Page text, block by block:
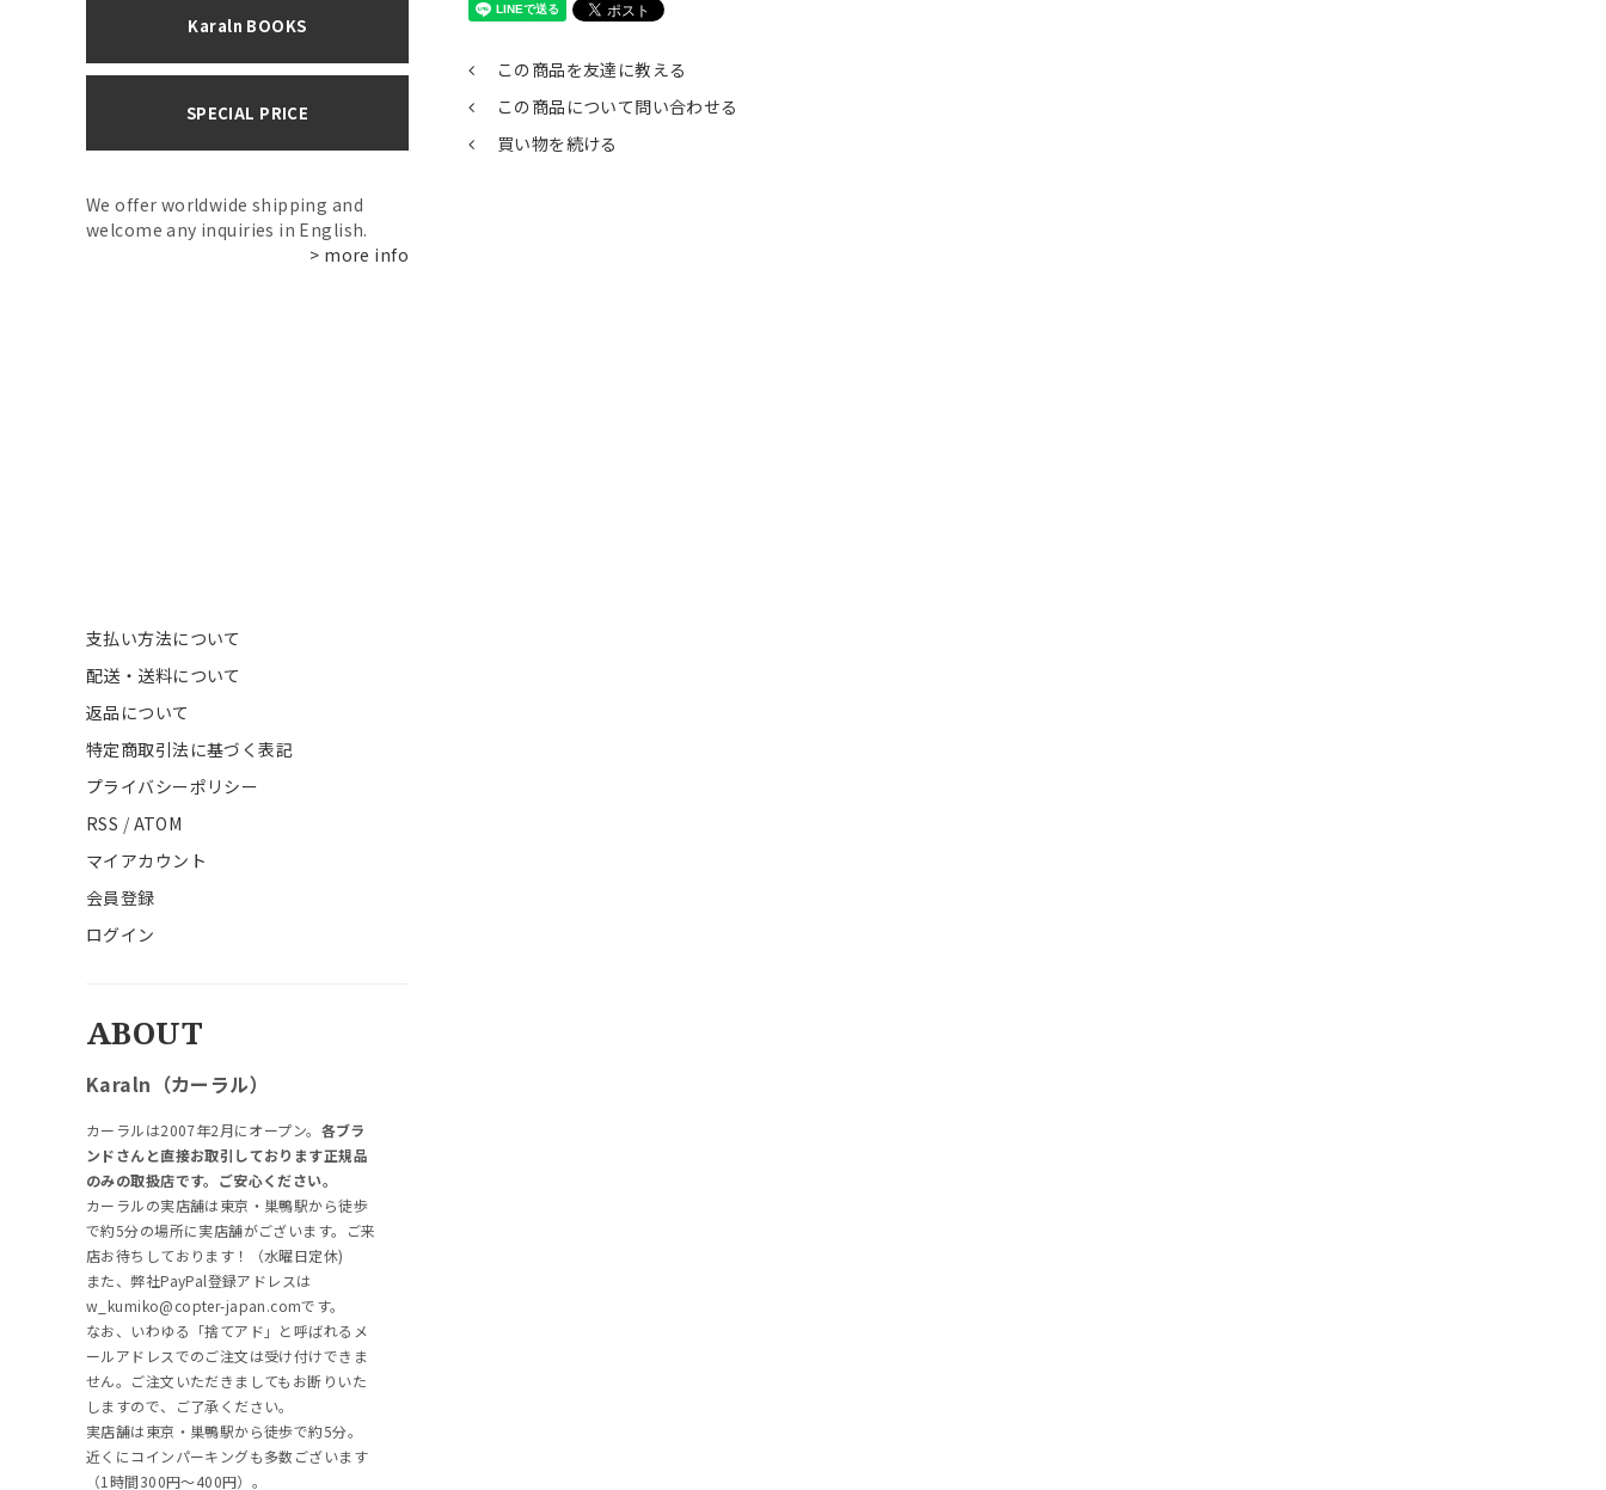
Karaln BOOKS
SPECIAL PRICE
We offer worldwide shipping and
welcome any inquiries in English.
> more info
支払い方法について
配送・送料について
返品について
特定商取引法に基づく表記
プライバシーポリシー
RSS / ATOM
マイアカウント
会員登録
ログイン
ABOUT
Karaln（カーラル）
カーラルは2007年2月にオープン。 各ブラ
ンドさんと直接お取引しております正規品
のみの取扱店です。ご安心ください。
カーラルの実店舗は東京・巣鴨駅から徒歩
で約5分の場所に実店舗がございます。ご来
店お待ちしております！（水曜日定休)
また、弊社PayPal登録アドレスは
w_kumiko@copter-japan.comです。
なお、いわゆる「捨てアド」と呼ばれるメ
ールアドレスでのご注文は受け付けできま
せん。ご注文いただきましてもお断りいた
しますので、ご了承ください。
実店舗は東京・巣鴨駅から徒歩で約5分。
近くにコインパーキングも多数ございます
（1時間300円～400円）。
この商品を友達に教える
この商品について問い合わせる
買い物を続ける